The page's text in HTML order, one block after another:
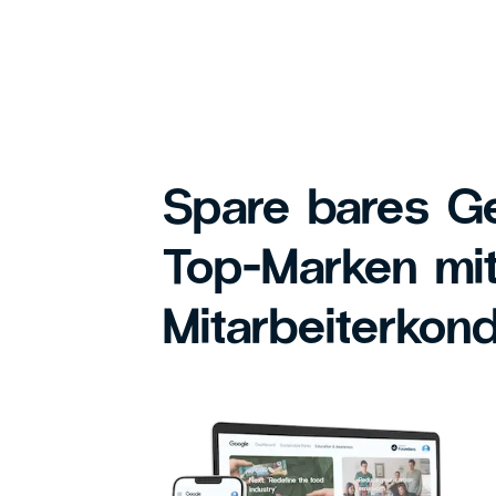
Spare bares
Top-Marken